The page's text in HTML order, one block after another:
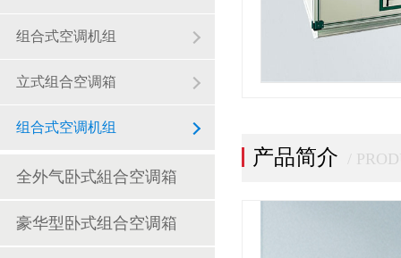
组合式空调机组
立式组合空调箱
组合式空调机组
全外气卧式組合空调箱
豪华型卧式组合空调箱
产品简介 /